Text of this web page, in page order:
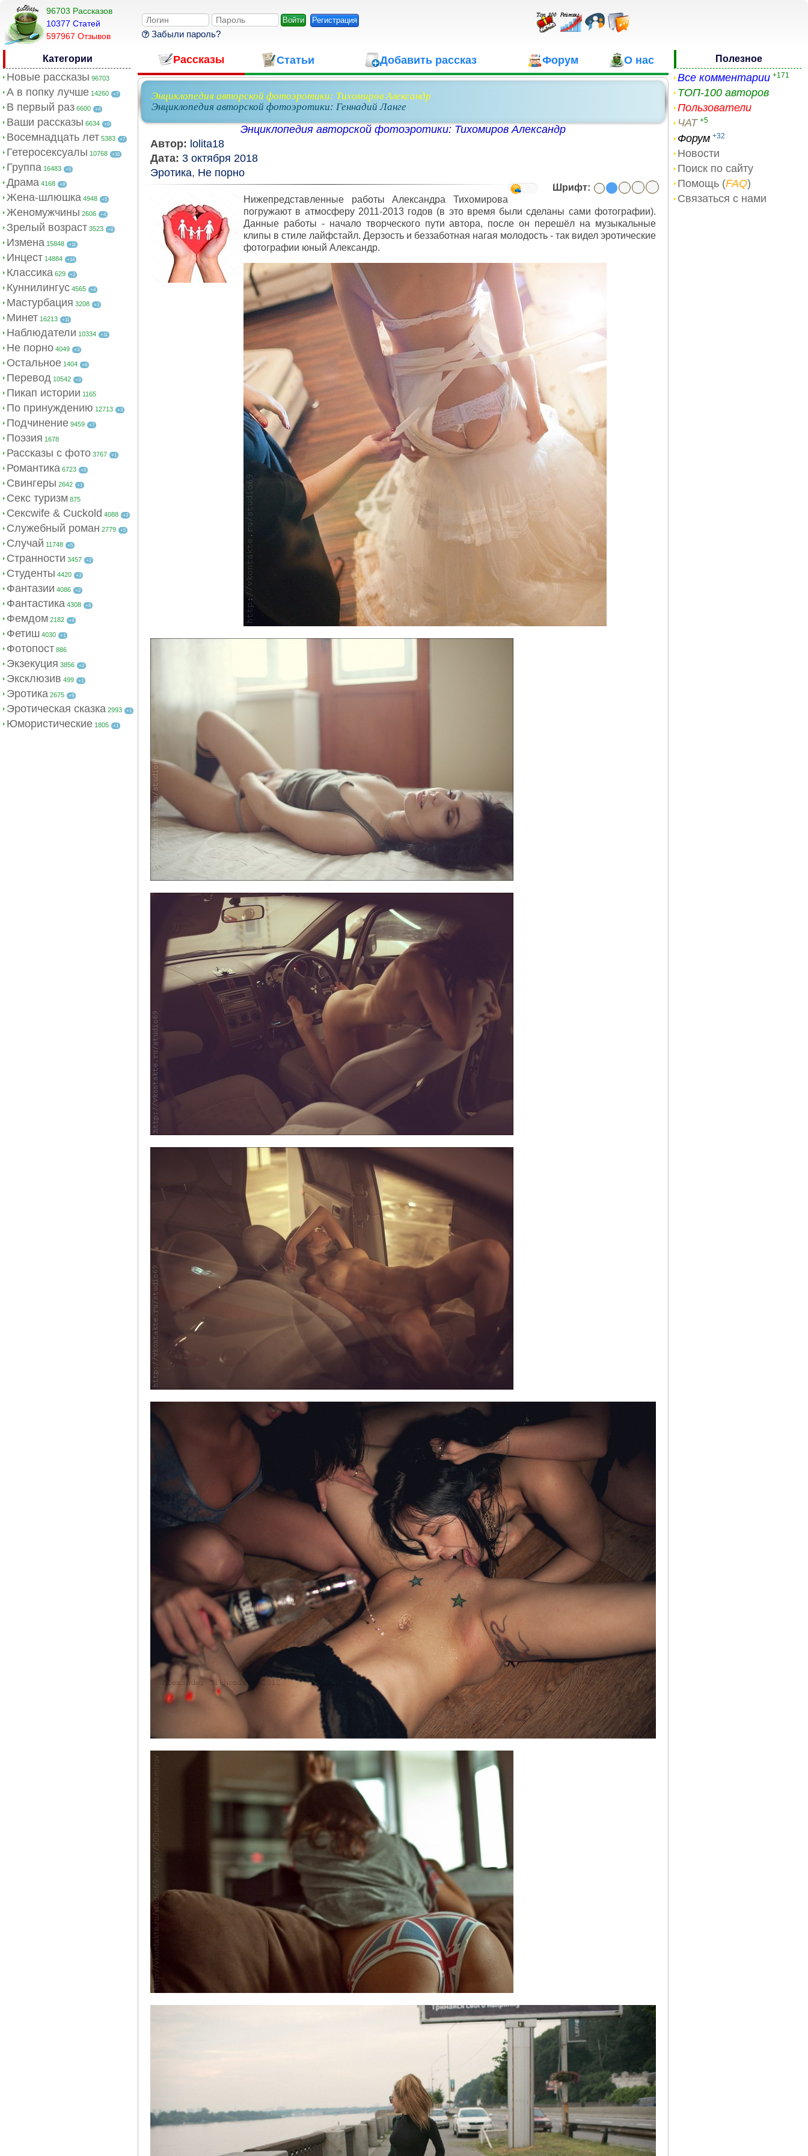
96703 Рассказов
10377 Cтатей
597967 Отзывов
Регистрация
Забыли пароль?
Категории
Новые рассказы 96703
А в попку лучше 14260 +7
В первый раз 6600 +4
Ваши рассказы 6634 +9
Восемнадцать лет 5383 +7
Гетеросексуалы 10768 +16
Группа 16483 +5
Драма 4168 +9
Жена-шлюшка 4948 +5
Женомужчины 2606 +4
Зрелый возраст 3523 +8
Измена 15848 +11
Инцест 14884 +14
Классика 629 +2
Куннилингус 4565 +4
Мастурбация 3208 +3
Минет 16213 +11
Наблюдатели 10334 +11
Не порно 4049 +3
Остальное 1404 +6
Перевод 10542 +3
Пикап истории 1165
По принуждению 12713 +3
Подчинение 9459 +7
Поэзия 1678
Рассказы с фото 3767 +1
Романтика 6723 +6
Свингеры 2642 +1
Секс туризм 875
Сексwife & Cuckold 4088 +3
Служебный роман 2779 +5
Случай 11748 +5
Странности 3457 +2
Студенты 4420 +3
Фантазии 4086 +2
Фантастика 4308 +8
Фемдом 2182 +4
Фетиш 4030 +1
Фотопост 886
Экзекуция 3856 +2
Эксклюзив 499 +1
Эротика 2675 +9
Эротическая сказка 2993 +1
Юмористические 1805 +1
Рассказы Статьи Добавить рассказ Форум О нас
Энциклопедия авторской фотоэротики: Тихомиров Александр
Энциклопедия авторской фотоэротики: Геннадий Ланге
Энциклопедия авторской фотоэротики: Тихомиров Александр
Автор: lolita18
Дата: 3 октября 2018
Эротика, Не порно
Шрифт:
Нижепредставленные работы Александра Тихомирова
погружают в атмосферу 2011-2013 годов (в это время были сделаны сами фотографии).
Данные работы - начало творческого пути автора, после он перешёл на музыкальные
клипы в стиле лайфстайл. Дерзость и беззаботная нагая молодость - так видел эротические
фотографии юный Александр.
Полезное
Все комментарии +171
ТОП-100 авторов
Пользователи
ЧАТ +5
Форум +32
Новости
Поиск по сайту
Помощь (FAQ)
Связаться с нами